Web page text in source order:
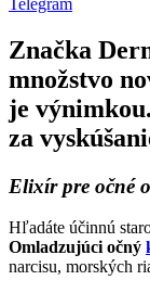
Značka
množstvo
je
za
Elixír pre očné
Hľadáte účinnú
Omladzujúci očný
narcisu, morských